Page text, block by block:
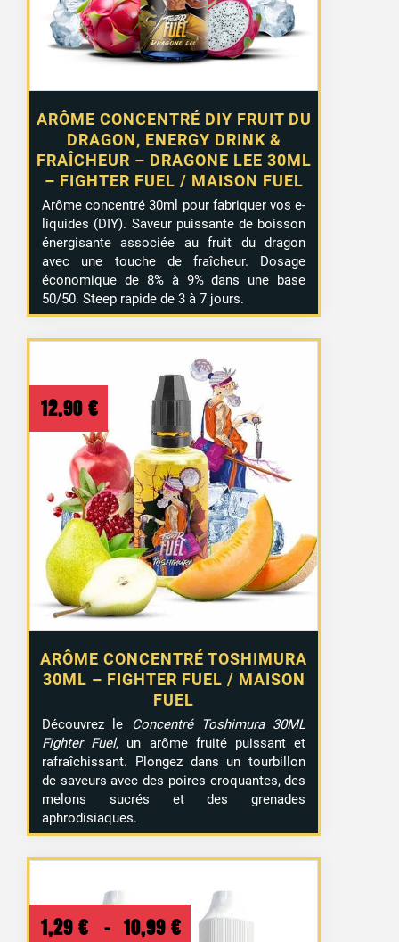
ARÔME CONCENTRÉ DIY FRUIT DU
DRAGON, ENERGY DRINK &
FRAÎCHEUR – DRAGONE LEE 30ML
– FIGHTER FUEL / MAISON FUEL
Arôme concentré 30ml pour fabriquer vos e-
liquides (DIY). Saveur puissante de boisson
énergisante associée au fruit du dragon
avec une touche de fraîcheur. Dosage
économique de 8% à 9% dans une base
50/50. Steep rapide de 3 à 7 jours.
ARÔME CONCENTRÉ TOSHIMURA
30ML – FIGHTER FUEL / MAISON
FUEL
12,90 €
Découvrez le Concentré Toshimura 30ML
Fighter Fuel, un arôme fruité puissant et
rafraîchissant. Plongez dans un tourbillon
de saveurs avec des poires croquantes, des
melons sucrés et des grenades
aphrodisiaques.
1,29 € – 10,99 €
Plage